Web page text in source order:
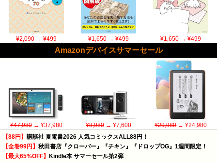
¥2,090→ ¥499 ¥1,650→ ¥499 ¥1,650→ ¥499
Amazonデバイスサマーセール
¥47,980→ ¥37,980 ¥8,980→ ¥7,600 ¥29,980→ ¥24,980
【88円】 講談社 夏電書2026 人気コミックスALL88円！
【全巻99円】 秋田書店『クローバー』『チキン』『ドロップOG』1週間限定！
【最大65%OFF】
Kindle本 サマーセール第2弾